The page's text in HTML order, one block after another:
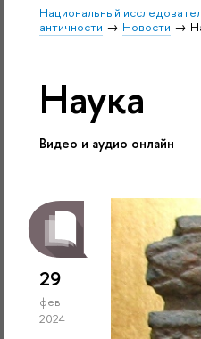
Национальный
античности
Новости
Наука
Видео и аудио онлайн
29
фев
2024